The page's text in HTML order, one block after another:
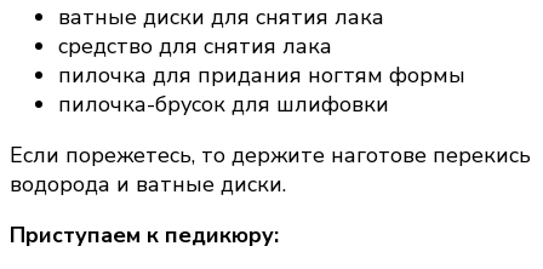
ватные диски для снятия лака
средство для снятия лака
пилочка для придания ногтям формы
пилочка-брусок для шлифовки
Если порежетесь, то держите наготове перекись
водорода и ватные диски.
Приступаем к педикюру: